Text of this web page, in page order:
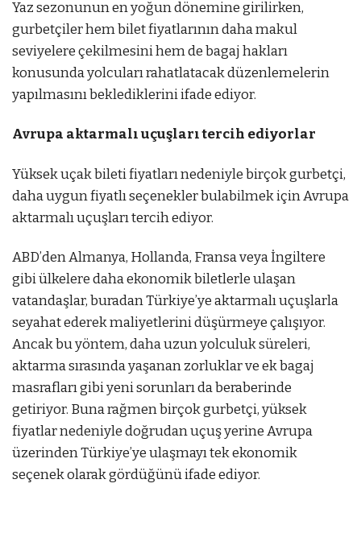
Yaz sezonunun en yoğun dönemine girilirken,
gurbetçiler hem bilet fiyatlarının daha makul
seviyelere çekilmesini hem de bagaj hakları
konusunda yolcuları rahatlatacak düzenlemelerin
yapılmasını beklediklerini ifade ediyor.
Avrupa aktarmalı uçuşları tercih ediyorlar
Yüksek uçak bileti fiyatları nedeniyle birçok gurbetçi,
daha uygun fiyatlı seçenekler bulabilmek için Avrupa
aktarmalı uçuşları tercih ediyor.
ABD’den Almanya, Hollanda, Fransa veya İngiltere
gibi ülkelere daha ekonomik biletlerle ulaşan
vatandaşlar, buradan Türkiye’ye aktarmalı uçuşlarla
seyahat ederek maliyetlerini düşürmeye çalışıyor.
Ancak bu yöntem, daha uzun yolculuk süreleri,
aktarma sırasında yaşanan zorluklar ve ek bagaj
masrafları gibi yeni sorunları da beraberinde
getiriyor. Buna rağmen birçok gurbetçi, yüksek
fiyatlar nedeniyle doğrudan uçuş yerine Avrupa
üzerinden Türkiye’ye ulaşmayı tek ekonomik
seçenek olarak gördüğünü ifade ediyor.